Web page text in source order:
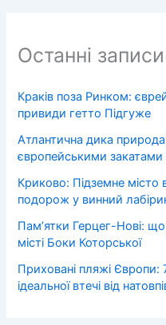
Останні записи
Краків поза Ринком:
привиди гетто Підгуже
Атлантична дика
європейськими закатами
Криково: Підземне
подорож у винний
Пам’ятки Герцег-Нові:
місті Боки Которської
Приховані пляжі Європи:
ідеальної втечі від